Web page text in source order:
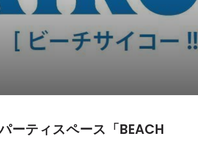
ーティスペース「BEACH